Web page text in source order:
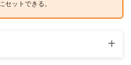
セットできる。